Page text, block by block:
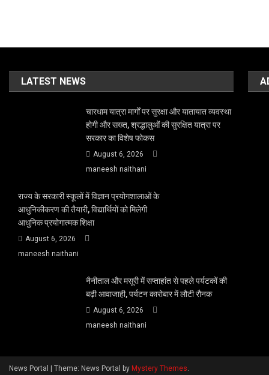
LATEST NEWS
चारधाम यात्रा मार्गों पर सुरक्षा और यातायात व्यवस्था
होगी और सख्त, श्रद्धालुओं की सुरक्षित यात्रा पर
सरकार का विशेष फोकस
August 6, 2026
maneesh naithani
राज्य के सरकारी स्कूलों में विज्ञान प्रयोगशालाओं के
आधुनिकीकरण की तैयारी, विद्यार्थियों को मिलेगी
आधुनिक प्रयोगात्मक शिक्षा
August 6, 2026
maneesh naithani
नैनीताल और मसूरी में सप्ताहांत से पहले पर्यटकों की
बढ़ी आवाजाही, पर्यटन कारोबार में लौटी रौनक
August 6, 2026
maneesh naithani
News Portal Theme: News Portal by Mystery Themes.